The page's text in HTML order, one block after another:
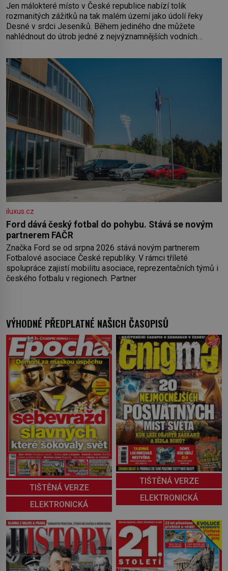
Jen málokteré místo v České republice nabízí tolik
rozmanitých zážitků na tak malém území jako údolí řeky
Desné v srdci Jeseníků. Během jediného dne můžete
nahlédnout do útrob jedné z nejvýznamnějších vodních
koloběžce a den zakončit poznáváním památek ve Velkých
Losinách nebo v termálním
iluxus.cz
Ford dává český fotbal do pohybu. Stává se novým
partnerem FAČR
Značka Ford se od srpna 2026 stává novým partnerem
Fotbalové asociace České republiky. V rámci tříleté
spolupráce zajistí mobilitu asociace, reprezentačních týmů i
českého fotbalu v regionech. Partner
VÝHODNÉ PŘEDPLATNÉ NAŠICH ČASOPISŮ
TIŠTĚNÁ VERZE
ELEKTRONICKÁ
TIŠTĚNÁ VERZE
ELEKTRONICKÁ